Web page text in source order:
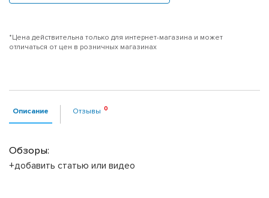
*Цена действительна только для интернет-магазина и может
отличаться от цен в розничных магазинах
Описание Отзывы
Обзоры:
+добавить статью или видео